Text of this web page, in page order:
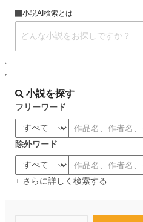
小説AI検索とは
小説を探す
フリーワード
除外ワード
+ さらに詳しく検索する